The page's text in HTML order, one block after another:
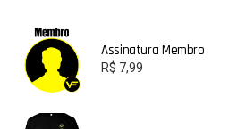
Assinatura Membro
R$ 7,99